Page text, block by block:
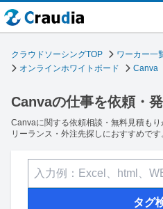
クラウドソーシングTOP ワーカー一
オンラインホワイトボード
Canva
Canvaの仕事を依頼・
Canvaに関する依頼相談・無料見積も
リーランス・外注先探しにおすすめです
タグ